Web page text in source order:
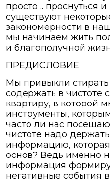
просто .. проснуться и
существуют
закономерности в
мы начинаем жить
и благополучной
ПРЕДИСЛОВИЕ
Мы привыкли
содержать в чистоте
квартиру, в которой
инструменты,
часто ли нас
чистоте надо
информацию, которая
основ? Ведь именно
информация
негативные события